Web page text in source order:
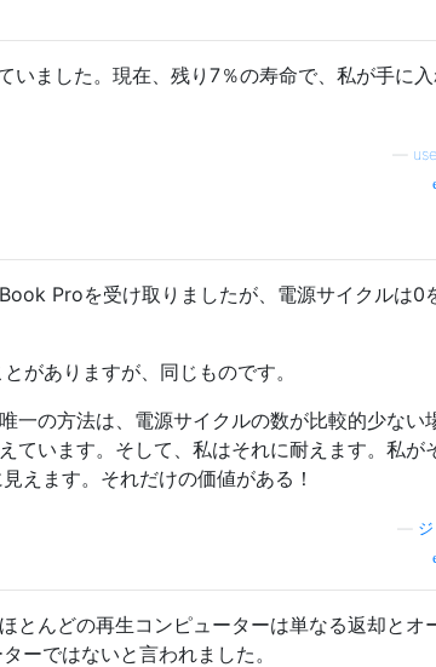
いました。現在、残り7％の寿命で、私が手に
Proを受け取りましたが、電源サイクルは0
がありますが、同じものです。
一の方法は、電源サイクルの数が比較的少ない
ています。そして、私はそれに耐えます。私が
えます。それだけの価値がある！
とんどの再生コンピューターは単なる返却とオ
ーではないと言われました。